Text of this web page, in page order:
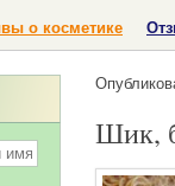
о косметике
Шик,